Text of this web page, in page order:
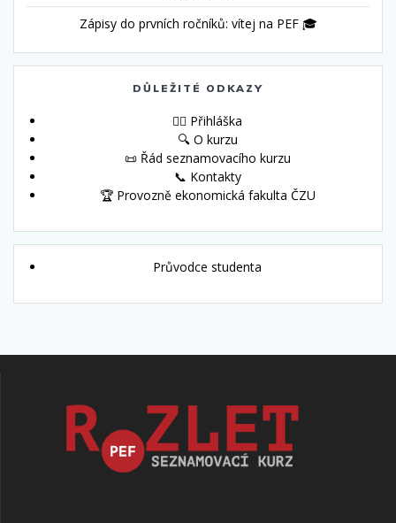
Zápisy do prvních ročníků: vítej na PEF 🎓
DŮLEŽITÉ ODKAZY
🙋‍♀️ Přihláška
🔍 O kurzu
📜 Řád seznamovacího kurzu
📞 Kontakty
🏆 Provozně ekonomická fakulta ČZU
Průvodce studenta